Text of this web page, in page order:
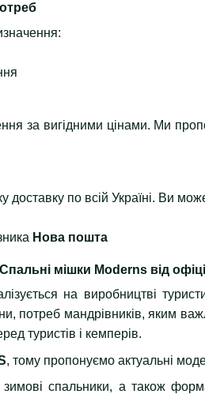
за вигідними цінами. Ми
по всій Україні. Ви
Нова пошта
Спальні мішки Moderns від
на виробництві
потреб мандрівників, яким
туристів і кемперів.
, тому пропонуємо актуальні
зимові спальники, а також